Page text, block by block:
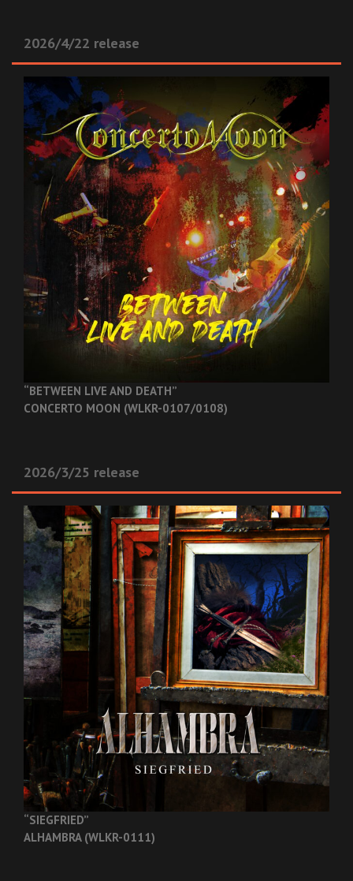
2026/4/22 release
“BETWEEN LIVE AND DEATH”
CONCERTO MOON (WLKR-0107/0108)
2026/3/25 release
“SIEGFRIED”
ALHAMBRA (WLKR-0111)